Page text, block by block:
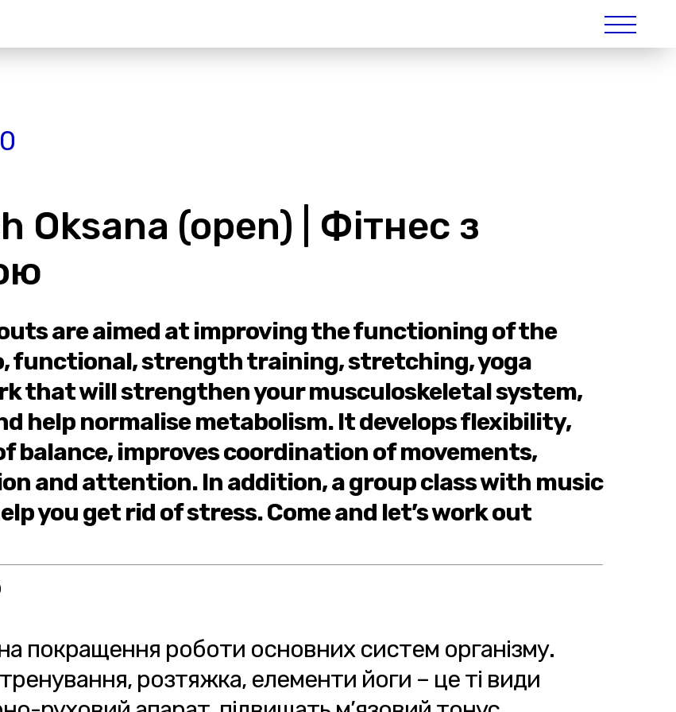
Oksana (open) | Фітнес з
are aimed at improving the functioning of the
functional, strength training, stretching, yoga
that will strengthen your musculoskeletal system,
help normalise metabolism. It develops flexibility,
balance, improves coordination of movements,
and attention. In addition, a group class with music
you get rid of stress. Come and let’s work out
покращення роботи основних систем організму.
тренування, розтяжка, елементи йоги – це ті види